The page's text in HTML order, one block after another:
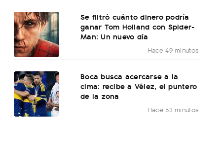
Se filtró cuánto dinero podría
ganar Tom Holland con Spider-
Man: Un nuevo día
Hace 49 minutos
Boca busca acercarse a la
cima: recibe a Vélez, el puntero
de la zona
Hace 53 minutos